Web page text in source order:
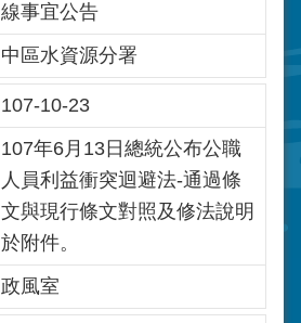
線事宜公告
中區水資源分署
107-10-23
107年6月13日總統公布公職
人員利益衝突迴避法-通過條
文與現行條文對照及修法說明
於附件。
政風室